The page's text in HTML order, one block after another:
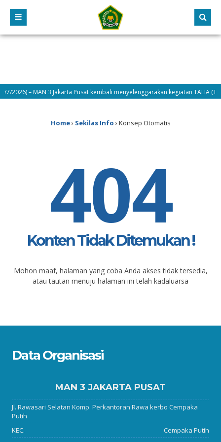
2026) – MAN 3 Jakarta Pusat kembali menyelenggarakan kegiatan TALIA
Home› Sekilas Info › Konsep Otomatis
404
Konten Tidak Ditemukan !
Mohon maaf, halaman yang coba Anda akses tidak tersedia,
atau tautan menuju halaman ini telah kadaluarsa
Data Organisasi
MAN 3 JAKARTA PUSAT
Jl. Rawasari Selatan Komp. Perkantoran Rawa kerbo Cempaka
Putih
KEC.
Cempaka Putih